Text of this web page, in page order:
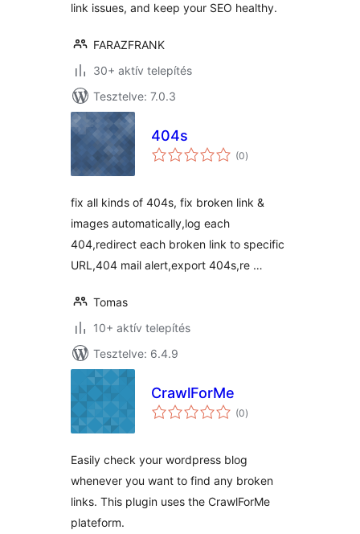
link issues, and keep your SEO healthy.
FARAZFRANK
30+ aktív telepítés
Tesztelve: 7.0.3
404s
(0értékelés
összesen
)
fix all kinds of 404s, fix broken link &
images automatically,log each
404,redirect each broken link to specific
URL,404 mail alert,export 404s,re …
Tomas
10+ aktív telepítés
Tesztelve: 6.4.9
CrawlForMe
(0értékelés
összesen
)
Easily check your wordpress blog
whenever you want to find any broken
links. This plugin uses the CrawlForMe
plateform.